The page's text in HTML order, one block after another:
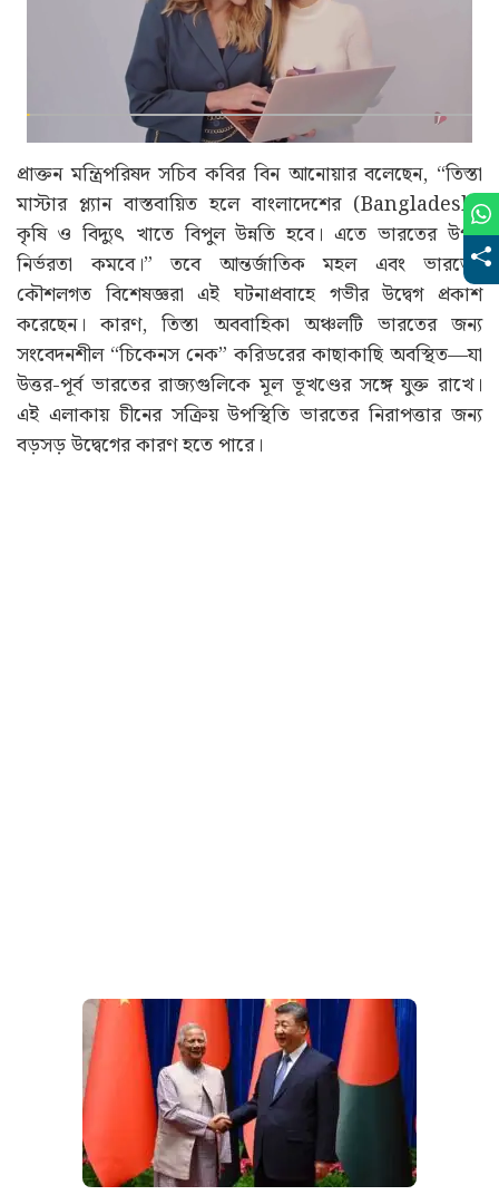
প্রাক্তন মন্ত্রিপরিষদ সচিব কবির বিন আনোয়ার বলেছেন, “তিস্তা
মাস্টার প্ল্যান বাস্তবায়িত হলে বাংলাদেশের (Bangladesh)
কৃষি ও বিদ্যুৎ খাতে বিপুল উন্নতি হবে। এতে ভারতের উপর
নির্ভরতা কমবে।” তবে আন্তর্জাতিক মহল এবং ভারতের
কৌশলগত বিশেষজ্ঞরা এই ঘটনাপ্রবাহে গভীর উদ্বেগ প্রকাশ
করেছেন। কারণ, তিস্তা অববাহিকা অঞ্চলটি ভারতের জন্য
সংবেদনশীল “চিকেনস নেক” করিডরের কাছাকাছি অবস্থিত—যা
উত্তর-পূর্ব ভারতের রাজ্যগুলিকে মূল ভূখণ্ডের সঙ্গে যুক্ত রাখে।
এই এলাকায় চীনের সক্রিয় উপস্থিতি ভারতের নিরাপত্তার জন্য
বড়সড় উদ্বেগের কারণ হতে পারে।